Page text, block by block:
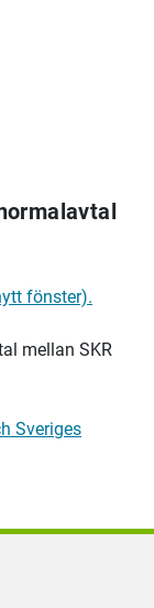
fönster).
mellan SKR
Sveriges